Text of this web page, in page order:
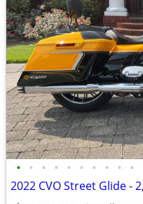
• • • • • • • • • •
2022 CVO Street Glide -